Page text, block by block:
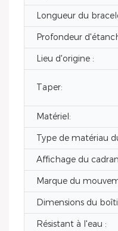
Longueur du
Profondeur
Lieu d'origine :
Taper:
Matériel:
Type de matériau
Affichage du
Marque du
Dimensions du
Résistant à l'eau :